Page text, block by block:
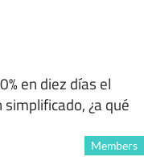
en diez días el
¿a qué
Members